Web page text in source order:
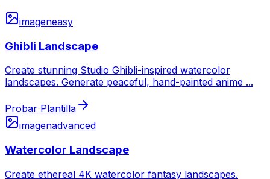
imageneasy
Ghibli Landscape
Create stunning Studio Ghibli-inspired watercolor
landscapes. Generate peaceful, hand-painted anime ...
Probar Plantilla
imagenadvanced
Watercolor Landscape
Create ethereal 4K watercolor fantasy landscapes.